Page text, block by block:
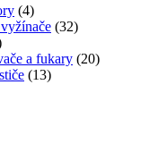
(4)
(32)
a fukary (20)
(13)